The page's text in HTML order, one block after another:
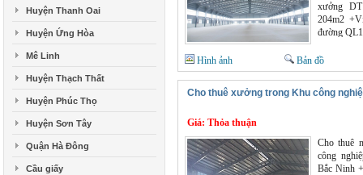
Huyện Thanh Oai
Huyện Ứng Hòa
Mê Linh
Huyện Thạch Thất
Huyện Phúc Thọ
Huyện Sơn Tây
Quận Hà Đông
Cầu giấy
xưởng
204m2
đường
Hình ảnh Bản đồ
Cho thuê xưởng trong Khu công
Giá: Thỏa thuận
Cho thuê
công
Bắc Ninh